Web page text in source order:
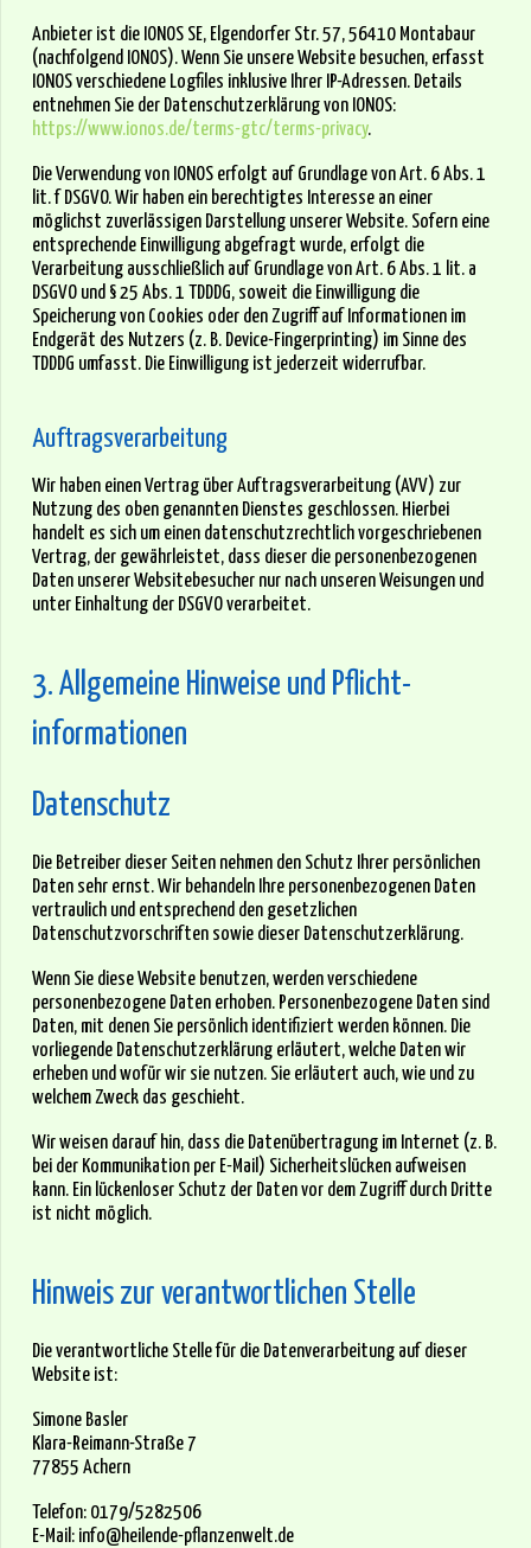
Anbieter ist die IONOS SE, Elgendorfer Str. 57, 56410 Montabaur
(nachfolgend IONOS). Wenn Sie unsere Website besuchen, erfasst
IONOS verschiedene Logfiles inklusive Ihrer IP-Adressen. Details
entnehmen Sie der Datenschutzerklärung von IONOS:
https://www.ionos.de/terms-gtc/terms-privacy.
Die Verwendung von IONOS erfolgt auf Grundlage von Art. 6 Abs. 1
lit. f DSGVO. Wir haben ein berechtigtes Interesse an einer
möglichst zuverlässigen Darstellung unserer Website. Sofern eine
entsprechende Einwilligung abgefragt wurde, erfolgt die
Verarbeitung ausschließlich auf Grundlage von Art. 6 Abs. 1 lit. a
DSGVO und § 25 Abs. 1 TDDDG, soweit die Einwilligung die
Speicherung von Cookies oder den Zugriff auf Informationen im
Endgerät des Nutzers (z. B. Device-Fingerprinting) im Sinne des
TDDDG umfasst. Die Einwilligung ist jederzeit widerrufbar.
Auftragsverarbeitung
Wir haben einen Vertrag über Auftragsverarbeitung (AVV) zur
Nutzung des oben genannten Dienstes geschlossen. Hierbei
handelt es sich um einen datenschutzrechtlich vorgeschriebenen
Vertrag, der gewährleistet, dass dieser die personenbezogenen
Daten unserer Websitebesucher nur nach unseren Weisungen und
unter Einhaltung der DSGVO verarbeitet.
3. Allgemeine Hinweise und Pflicht­
informationen
Datenschutz
Die Betreiber dieser Seiten nehmen den Schutz Ihrer persönlichen
Daten sehr ernst. Wir behandeln Ihre personenbezogenen Daten
vertraulich und entsprechend den gesetzlichen
Datenschutzvorschriften sowie dieser Datenschutzerklärung.
Wenn Sie diese Website benutzen, werden verschiedene
personenbezogene Daten erhoben. Personenbezogene Daten sind
Daten, mit denen Sie persönlich identifiziert werden können. Die
vorliegende Datenschutzerklärung erläutert, welche Daten wir
erheben und wofür wir sie nutzen. Sie erläutert auch, wie und zu
welchem Zweck das geschieht.
Wir weisen darauf hin, dass die Datenübertragung im Internet (z. B.
bei der Kommunikation per E-Mail) Sicherheitslücken aufweisen
kann. Ein lückenloser Schutz der Daten vor dem Zugriff durch Dritte
ist nicht möglich.
Hinweis zur verantwortlichen Stelle
Die verantwortliche Stelle für die Datenverarbeitung auf dieser
Website ist:
Simone Basler
Klara-Reimann-Straße 7
77855 Achern
Telefon: 0179/5282506
E-Mail: info@heilende-pflanzenwelt.de